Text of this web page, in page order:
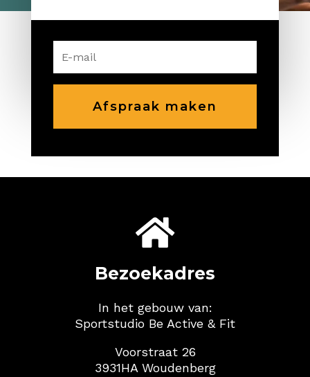
Afspraak maken

Bezoekadres
In het gebouw van:
Sportstudio Be Active & Fit
Voorstraat 26
3931HA Woudenberg